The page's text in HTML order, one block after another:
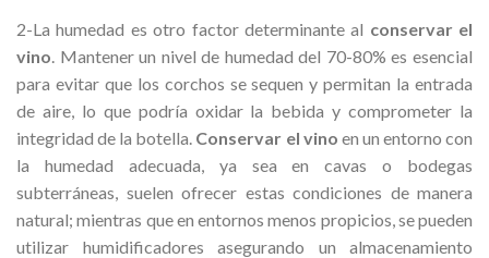
2-La humedad es otro factor determinante al conservar el
vino. Mantener un nivel de humedad del 70-80% es esencial
para evitar que los corchos se sequen y permitan la entrada
de aire, lo que podría oxidar la bebida y comprometer la
integridad de la botella. Conservar el vino en un entorno con
la humedad adecuada, ya sea en cavas o bodegas
subterráneas, suelen ofrecer estas condiciones de manera
natural; mientras que en entornos menos propicios, se pueden
utilizar humidificadores asegurando un almacenamiento